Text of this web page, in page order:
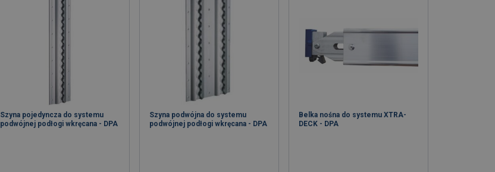
Szyna pojedyncza do systemu
podwójnej podłogi wkręcana - DPA
Szyna podwójna do systemu
podwójnej podłogi wkręcana - DPA
Belka nośna do systemu XTRA-
DECK - DPA